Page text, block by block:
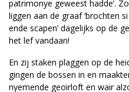
patrimonye geweest hadde’.
liggen aan de graaf ‘brochten
ende scapen’ dagelijks op de
het lef vandaan!
En zij staken plaggen op de
gingen de bossen in en
nyemende geoirloft en wair